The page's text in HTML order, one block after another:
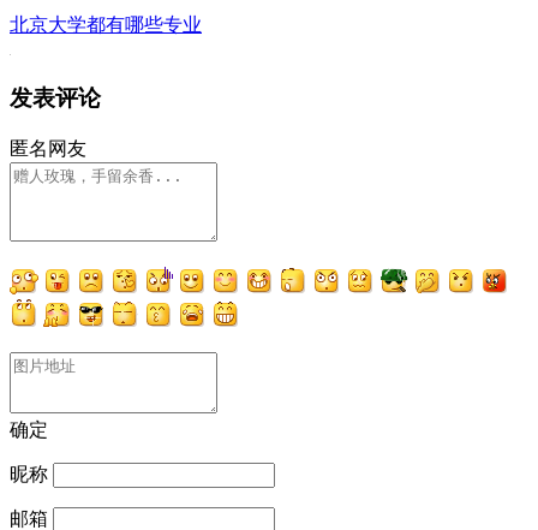
北京大学都有哪些专业
发表评论
匿名网友
确定
昵称
邮箱